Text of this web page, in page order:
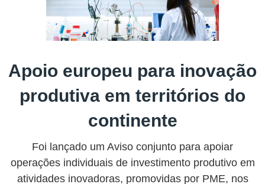
Apoio europeu para inovação
produtiva em territórios do
continente
Foi lançado um Aviso conjunto para apoiar
operações individuais de investimento produtivo em
atividades inovadoras, promovidas por PME, nos